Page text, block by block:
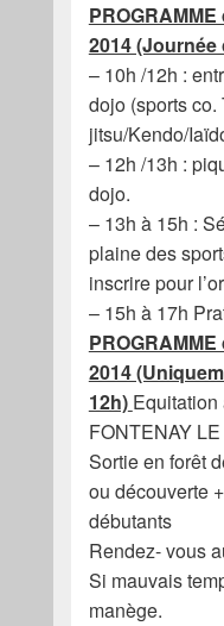
2014
– 10h /12h :
dojo (sports co.
jitsu/Kendo/
– 12h /13h :
dojo.
– 13h à 15h :
plaine des
inscrire pour
– 15h à 17h
2014
12h) Equitation
FONTENAY
Sortie en forêt
ou découverte
débutants
Rendez- vous
Si mauvais
manège.